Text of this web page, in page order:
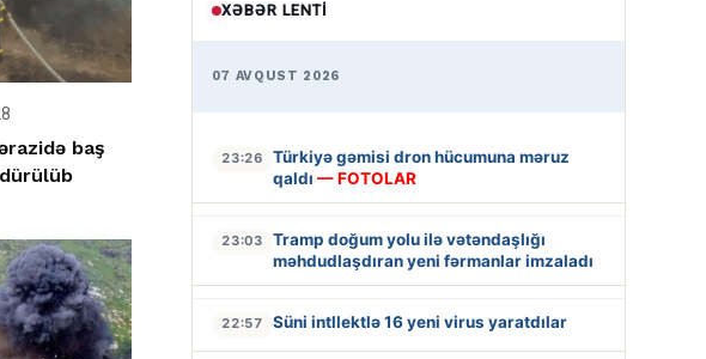
baş
XƏBƏR LENTI
07 AVQUST 2026
23:26
Türkiyə gəmisi dron hücumuna məruz
qaldı — FOTOLAR
23:03
Tramp doğum yolu ilə vətəndaşlığı
məhdudlaşdıran yeni fərmanlar imzaladı
22:57 Süni intllektlə 16 yeni virus yaratdılar